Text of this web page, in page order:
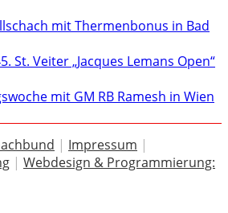
mit Thermenbonus in Bad
St. Veiter „Jacques Lemans Open“
mit GM RB Ramesh in Wien
| Impressum |
| Webdesign & Programmierung: